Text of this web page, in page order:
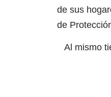
de sus
de
Al mismo